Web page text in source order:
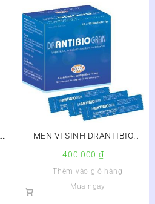
MEN VI SINH DRANTIBIO
400.000 ₫
Thêm vào giỏ hàng
Mua ngay